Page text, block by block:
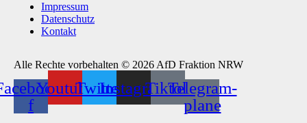
Impressum
Datenschutz
Kontakt
Alle Rechte vorbehalten © 2026 AfD Fraktion NRW
f
YoutubeTwitterInstagramTiktokTelegram-
plane